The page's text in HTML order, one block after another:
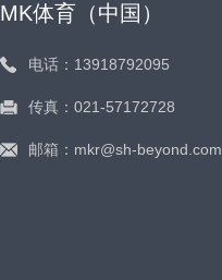
MK体育（中国）
电话：13918792095
传真：021-57172728
邮箱：mkr@sh-beyond.com